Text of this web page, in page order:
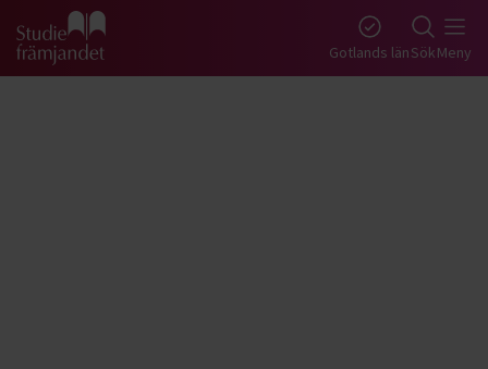
Gå till studiefrämjandets startsida Gotlands länSökMeny